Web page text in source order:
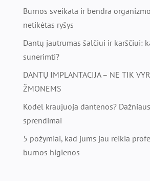
Burnos sveikata ir bendra
netikėtas ryšys
Dantų jautrumas šalčiui ir karščiui:
sunerimti?
DANTŲ IMPLANTACIJA – NE TIK
ŽMONĖMS
Kodėl kraujuoja dantenos?
sprendimai
5 požymiai, kad jums jau reikia
burnos higienos